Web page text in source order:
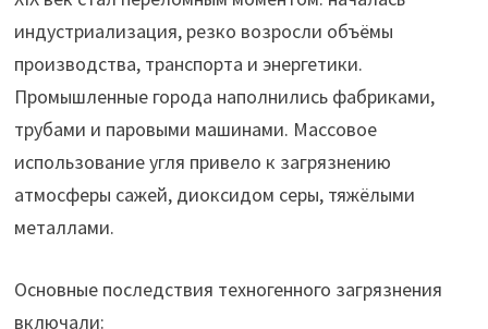
индустриализация, резко возросли объёмы
производства, транспорта и энергетики.
Промышленные города наполнились фабриками,
трубами и паровыми машинами. Массовое
использование угля привело к загрязнению
атмосферы сажей, диоксидом серы, тяжёлыми
металлами.
Основные последствия техногенного загрязнения
включали: